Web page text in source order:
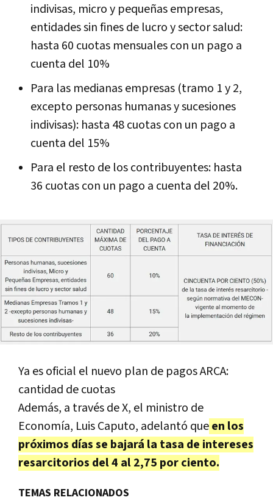
indivisas, micro y pequeñas empresas,
entidades sin fines de lucro y sector salud:
hasta 60 cuotas mensuales con un pago a
cuenta del 10%
Para las medianas empresas (tramo 1 y 2,
excepto personas humanas y sucesiones
indivisas): hasta 48 cuotas con un pago a
cuenta del 15%
Para el resto de los contribuyentes: hasta
36 cuotas con un pago a cuenta del 20%.
Ya es oficial el nuevo plan de pagos ARCA:
cantidad de cuotas
Además, a través de X, el ministro de
Economía, Luis Caputo, adelantó queen los
próximos días se bajará la tasa de intereses
resarcitorios del 4 al 2,75 por ciento.
TEMAS RELACIONADOS